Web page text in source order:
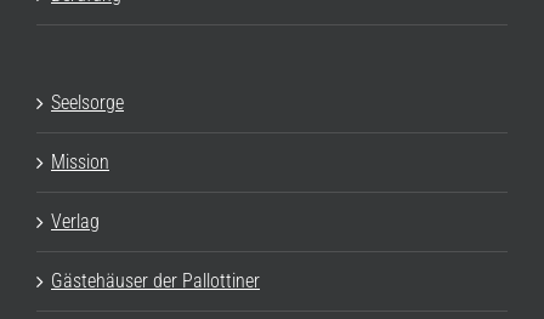
Seelsorge
Mission
Verlag
Gästehäuser der Pallottiner